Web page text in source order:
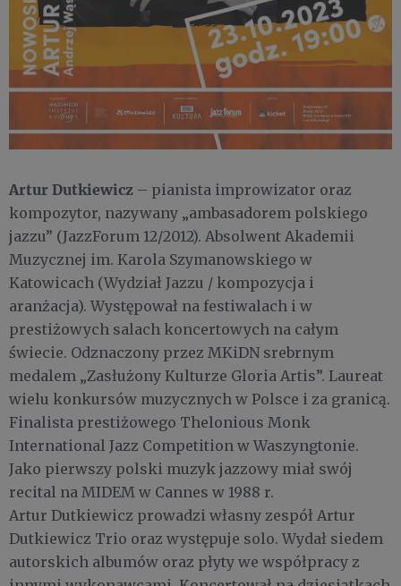
Artur Dutkiewicz – pianista improwizator oraz
kompozytor, nazywany „ambasadorem polskiego
jazzu” (JazzForum 12/2012). Absolwent Akademii
Muzycznej im. Karola Szymanowskiego w
Katowicach (Wydział Jazzu / kompozycja i
aranżacja). Występował na festiwalach i w
prestiżowych salach koncertowych na całym
świecie. Odznaczony przez MKiDN srebrnym
medalem „Zasłużony Kulturze Gloria Artis”. Laureat
wielu konkursów muzycznych w Polsce i za granicą.
Finalista prestiżowego Thelonious Monk
International Jazz Competition w Waszyngtonie.
Jako pierwszy polski muzyk jazzowy miał swój
recital na MIDEM w Cannes w 1988 r.
Artur Dutkiewicz prowadzi własny zespół Artur
Dutkiewicz Trio oraz występuje solo. Wydał siedem
autorskich albumów oraz płyty we współpracy z